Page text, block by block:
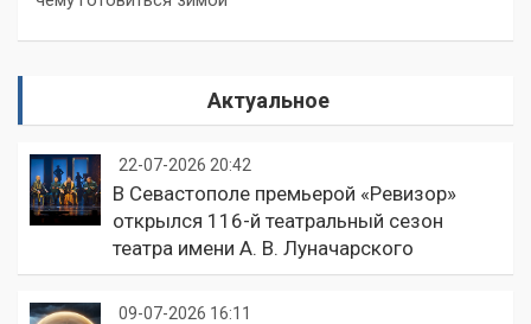
Актуальное
22-07-2026 20:42
В Севастополе премьерой «Ревизор»
открылся 116-й театральный сезон
театра имени А. В. Луначарского
09-07-2026 16:11